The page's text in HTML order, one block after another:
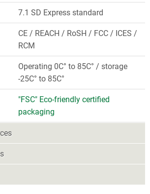
7.1 SD Express standard
CE / REACH / RoSH / FCC / ICES /
RCM
Operating 0C° to 85C° / storage
-25C° to 85C°
"FSC" Eco-friendly certified
packaging